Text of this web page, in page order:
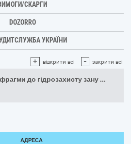
СКАРГИ
DOZORRO
УКРАЇНИ
+ відкрити всі - закрити всі
до гідрозахисту зану ...
АДРЕСА